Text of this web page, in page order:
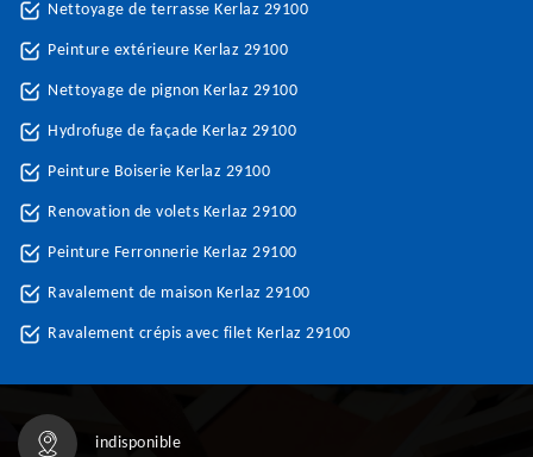
Nettoyage de terrasse Kerlaz 29100
Peinture extérieure Kerlaz 29100
Nettoyage de pignon Kerlaz 29100
Hydrofuge de façade Kerlaz 29100
Peinture Boiserie Kerlaz 29100
Renovation de volets Kerlaz 29100
Peinture Ferronnerie Kerlaz 29100
Ravalement de maison Kerlaz 29100
Ravalement crépis avec filet Kerlaz 29100
indisponible